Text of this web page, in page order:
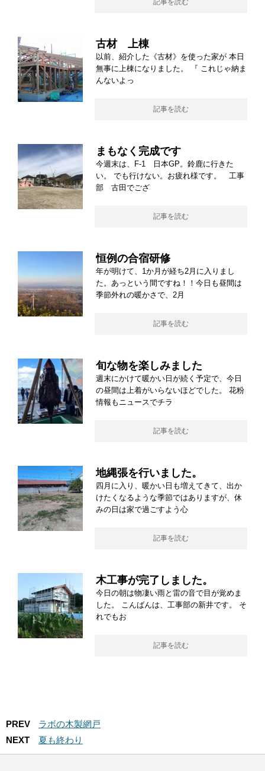
古材 上棟
以前、紹介した《古材》を使った家が 本日
無事に上棟になりました。 『 これじゃ納ま
んないよっ
記事を読む
まもなく完成です
今週末は、F-1 日本GP。鈴鹿に行きた
い。 でも行けない。お疲れ様です。 工事
部 古田でござ
記事を読む
恒例の合宿研修
年が明けて、1か月が経ち2月に入りまし
た。あっという間ですね！！今日も昼間は
季節外れの暖かさで、2月
記事を読む
旬な物を楽しみました
週末にかけて暖かい日が続く予定で、今日
の昼間は上着がいらないほどでした。 花粉
情報もニュースでチラ
記事を読む
地縄張を行いました。
四月に入り、暖かい日も増えてきて、出か
けたくなるような季節ではありますが、休
みの日は家で過ごすよう心
記事を読む
木工事が完了しました。
今日の朝は物凄い雨と雷の音で目が覚めま
した。 こんばんは、工事部の新井です。 そ
れでもお
記事を読む
PREV
ラボの木製網戸
NEXT
夏も終わり